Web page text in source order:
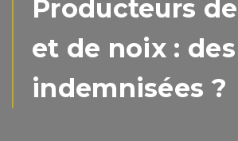
Producteurs
et de noix :
indemnisées ?